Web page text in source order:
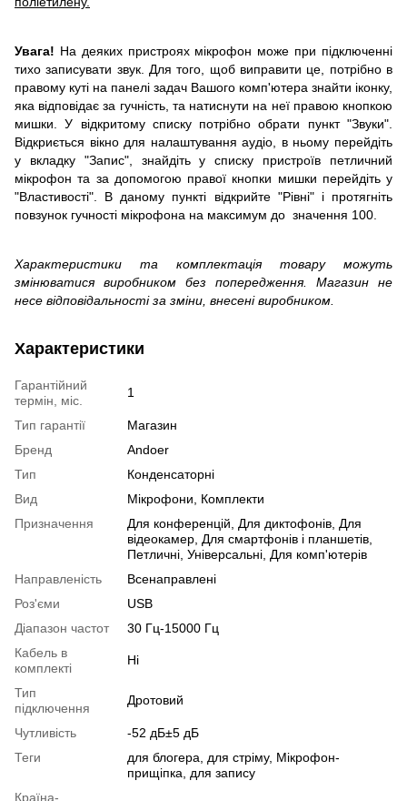
Увага! На деяких пристроях мікрофон може при підключенні
тихо записувати звук. Для того, щоб виправити це, потрібно в
правому куті на панелі задач Вашого комп'ютера знайти іконку,
яка відповідає за гучність, та натиснути на неї правою кнопкою
мишки. У відкритому списку потрібно обрати пункт "Звуки".
Відкриється вікно для налаштування аудіо, в ньому перейдіть
у вкладку "Запис", знайдіть у списку пристроїв петличний
мікрофон та за допомогою правої кнопки мишки перейдіть у
"Властивості". В даному пункті відкрийте "Рівні" і протягніть
повзунок гучності мікрофона на максимум до значення 100.
Характеристики та комплектація товару можуть
змінюватися виробником без попередження. Магазин не
несе відповідальності за зміни, внесені виробником.
Характеристики
Гарантійний
термін, міс.
1
Тип гарантії
Магазин
Бренд
Andoer
Тип
Конденсаторні
Вид
Мікрофони, Комплекти
Призначення
Для конференцій, Для диктофонів, Для
відеокамер, Для смартфонів і планшетів,
Петличні, Універсальні, Для комп'ютерів
Направленість
Всенаправлені
Роз'єми
USB
Діапазон частот
30 Гц-15000 Гц
Кабель в
комплекті
Ні
Тип
підключення
Дротовий
Чутливість
-52 дБ±5 дБ
Теги
для блогера, для стріму, Мікрофон-
прищіпка, для запису
Країна-